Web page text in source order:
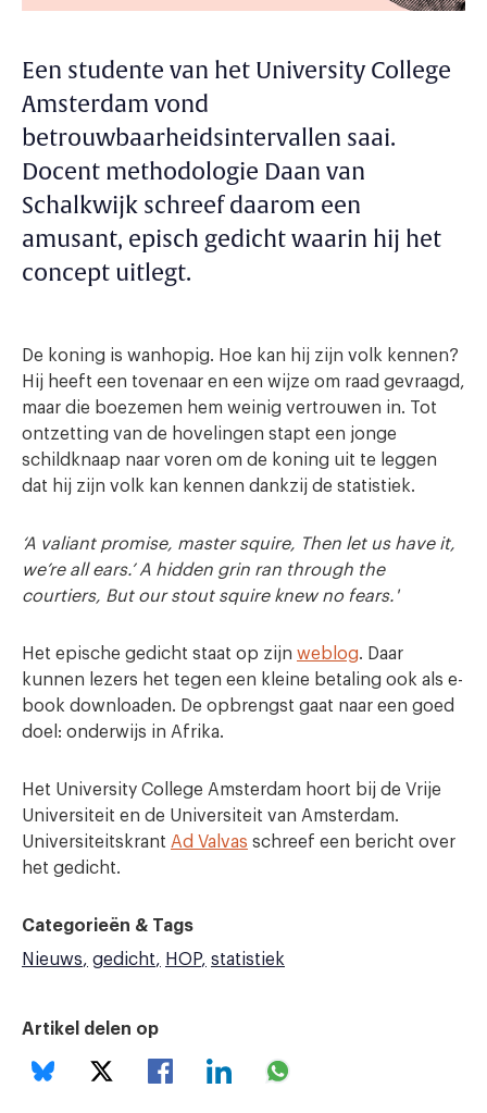
Een studente van het University College
Amsterdam vond
betrouwbaarheidsintervallen saai.
Docent methodologie Daan van
Schalkwijk schreef daarom een
amusant, episch gedicht waarin hij het
concept uitlegt.
De koning is wanhopig. Hoe kan hij zijn volk kennen?
Hij heeft een tovenaar en een wijze om raad gevraagd,
maar die boezemen hem weinig vertrouwen in. Tot
ontzetting van de hovelingen stapt een jonge
schildknaap naar voren om de koning uit te leggen
dat hij zijn volk kan kennen dankzij de statistiek.
‘A valiant promise, master squire, Then let us have it,
we’re all ears.’ A hidden grin ran through the
courtiers, But our stout squire knew no fears.'
Het epische gedicht staat op zijn weblog. Daar
kunnen lezers het tegen een kleine betaling ook als e-
book downloaden. De opbrengst gaat naar een goed
doel: onderwijs in Afrika.
Het University College Amsterdam hoort bij de Vrije
Universiteit en de Universiteit van Amsterdam.
Universiteitskrant Ad Valvas schreef een bericht over
het gedicht.
Categorieën & Tags
Nieuws
gedicht HOP statistiek
Artikel delen op